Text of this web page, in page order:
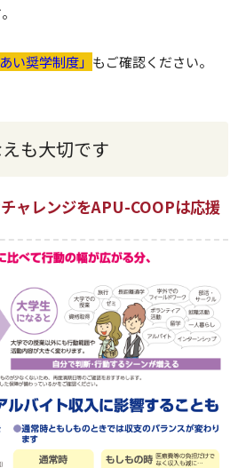
い奨学制度」 もご確認ください。
も大切です
ャレンジをAPU-COOPは応援